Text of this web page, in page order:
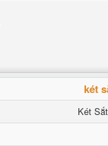
két
Két